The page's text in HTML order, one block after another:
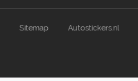
Sitemap Autostickers.nl